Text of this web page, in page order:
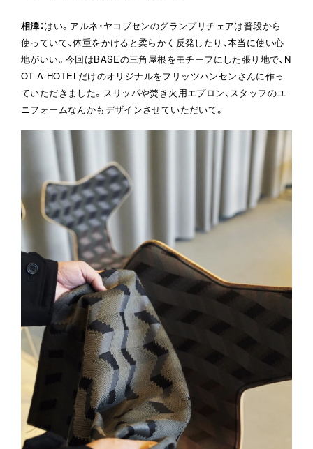
相澤：はい。アルネ・ヤコブセンのグランプリチェアは普段から
使っていて、体重をかけると柔らかく反発したり、本当に使い心
地がいい。今回はBASEの三角屋根をモチーフにした張り地で、N
OT A HOTELだけのオリジナルをフリッツハンセンさんに作っ
ていただきました。スリッパや焚き火用エプロン、スタッフのユ
ニフォームなんかもデザインさせていただいて。